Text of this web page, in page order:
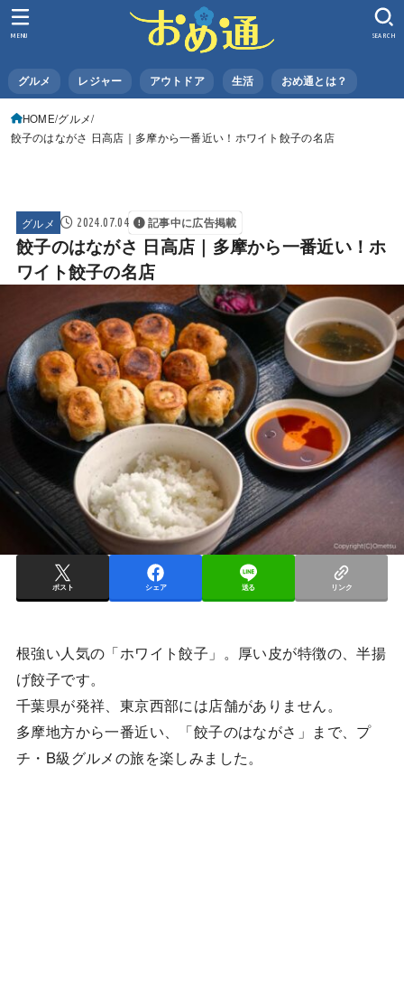
グルメ レジャー アウトドア 生活 おめ通とは？
SEARCH
MENU
HOME グルメ
餃子のはながさ 日高店｜多摩から一番近い！ホワイト餃子の名店
グルメ 2024.07.04 記事中に広告掲載
餃子のはながさ 日高店｜多摩から一番近い！ホ
ワイト餃子の名店
ポスト シェア 送る リンク
根強い人気の「ホワイト餃子」。厚い皮が特徴の、半揚
げ餃子です。
千葉県が発祥、東京西部には店舗がありません。
多摩地方から一番近い、「餃子のはながさ」まで、プ
チ・B級グルメの旅を楽しみました。